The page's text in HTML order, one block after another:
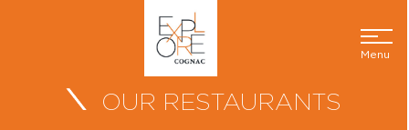
Menu
OUR RESTAURANTS